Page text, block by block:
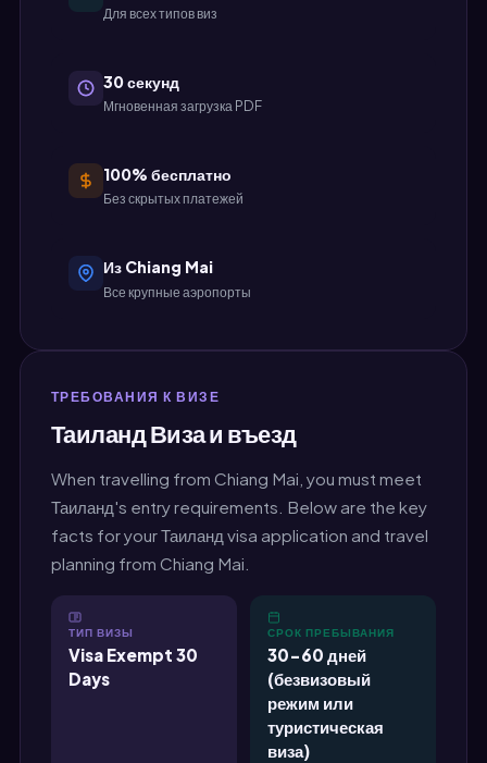
Для всех типов виз
30 секунд
Мгновенная загрузка PDF
100% бесплатно
Без скрытых платежей
Из Chiang Mai
Все крупные аэропорты
ТРЕБОВАНИЯ К ВИЗЕ
Таиланд Виза и въезд
When travelling from Chiang Mai, you must meet
Таиланд's entry requirements. Below are the key
facts for your Таиланд visa application and travel
planning from Chiang Mai.
ТИП ВИЗЫ
Visa Exempt 30
Days
СРОК ПРЕБЫВАНИЯ
30-60 дней
(безвизовый
режим или
туристическая
виза)